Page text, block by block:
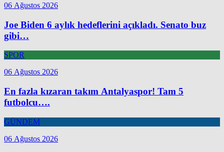
06 Ağustos 2026
Joe Biden 6 aylık hedeflerini açıkladı. Senato buz
gibi…
SPOR
06 Ağustos 2026
En fazla kızaran takım Antalyaspor! Tam 5
futbolcu….
GÜNDEM
06 Ağustos 2026